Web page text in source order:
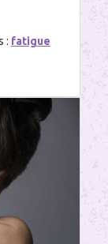
: fatigue